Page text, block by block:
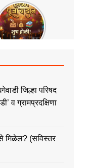
जिल्हा परिषद
व ग्रामप्रदक्षिणा
मिळेल? (सविस्तर